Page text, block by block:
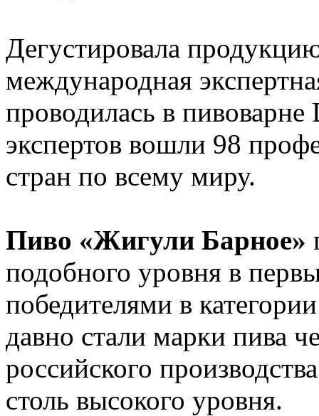
Дегустировала
международная
проводилась в
экспертов вошли 98
стран по всему миру.
Пиво «Жигули Барное»
подобного уровня в
победителями в
давно стали марки пива
российского
столь высокого уровня.